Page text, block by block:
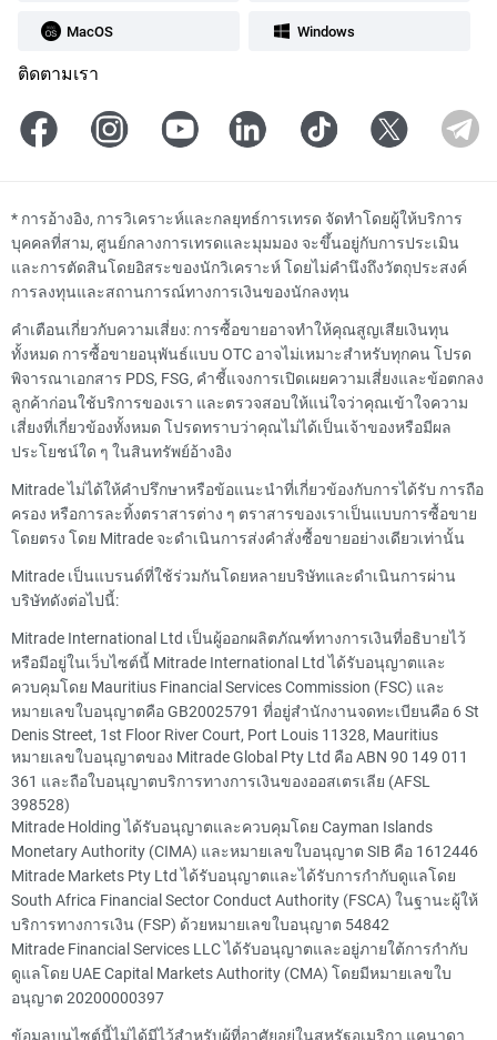
MacOS Windows
ติดตามเรา
* การอ้างอิง, การวิเคราะห์และกลยุทธ์การเทรด จัดทำโดยผู้ให้บริการ
บุคคลที่สาม, ศูนย์กลางการเทรดและมุมมอง จะขึ้นอยู่กับการประเมิน
และการตัดสินโดยอิสระของนักวิเคราะห์ โดยไม่คำนึงถึงวัตถุประสงค์
การลงทุนและสถานการณ์ทางการเงินของนักลงทุน
คำเตือนเกี่ยวกับความเสี่ยง: การซื้อขายอาจทำให้คุณสูญเสียเงินทุน
ทั้งหมด การซื้อขายอนุพันธ์แบบ OTC อาจไม่เหมาะสำหรับทุกคน โปรด
พิจารณาเอกสาร PDS, FSG, คำชี้แจงการเปิดเผยความเสี่ยงและข้อตกลง
ลูกค้าก่อนใช้บริการของเรา และตรวจสอบให้แน่ใจว่าคุณเข้าใจความ
เสี่ยงที่เกี่ยวข้องทั้งหมด โปรดทราบว่าคุณไม่ได้เป็นเจ้าของหรือมีผล
ประโยชน์ใด ๆ ในสินทรัพย์อ้างอิง
Mitrade ไม่ได้ให้คำปรึกษาหรือข้อแนะนำที่เกี่ยวข้องกับการได้รับ การถือ
ครอง หรือการละทิ้งตราสารต่าง ๆ ตราสารของเราเป็นแบบการซื้อขาย
โดยตรง โดย Mitrade จะดำเนินการส่งคำสั่งซื้อขายอย่างเดียวเท่านั้น
Mitrade เป็นแบรนด์ที่ใช้ร่วมกันโดยหลายบริษัทและดำเนินการผ่าน
บริษัทดังต่อไปนี้:
Mitrade International Ltd เป็นผู้ออกผลิตภัณฑ์ทางการเงินที่อธิบายไว้
หรือมีอยู่ในเว็บไซต์นี้ Mitrade International Ltd ได้รับอนุญาตและ
ควบคุมโดย Mauritius Financial Services Commission (FSC) และ
หมายเลขใบอนุญาตคือ GB20025791 ที่อยู่สำนักงานจดทะเบียนคือ 6 St
Denis Street, 1st Floor River Court, Port Louis 11328, Mauritius
หมายเลขใบอนุญาตของ Mitrade Global Pty Ltd คือ ABN 90 149 011
361 และถือใบอนุญาตบริการทางการเงินของออสเตรเลีย (AFSL
398528)
Mitrade Holding ได้รับอนุญาตและควบคุมโดย Cayman Islands
Monetary Authority (CIMA) และหมายเลขใบอนุญาต SIB คือ 1612446
Mitrade Markets Pty Ltd ได้รับอนุญาตและได้รับการกำกับดูแลโดย
South Africa Financial Sector Conduct Authority (FSCA) ในฐานะผู้ให้
บริการทางการเงิน (FSP) ด้วยหมายเลขใบอนุญาต 54842
Mitrade Financial Services LLC ได้รับอนุญาตและอยู่ภายใต้การกำกับ
ดูแลโดย UAE Capital Markets Authority (CMA) โดยมีหมายเลขใบ
อนุญาต 20200000397
ข้อมูลบนไซต์นี้ไม่ได้มีไว้สำหรับผู้ที่อาศัยอยู่ในสหรัฐอเมริกา แคนาดา